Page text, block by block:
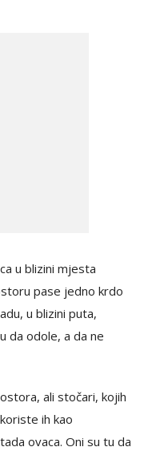
u blizini mjesta
pase jedno krdo
u blizini puta,
da odole, a da ne
ali stočari, kojih
ih kao
ovaca. Oni su tu da